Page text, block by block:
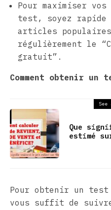
Pour maximiser
test, soyez
articles
régulièrement le
gratuit”.
Comment obtenir
See
Que
estimé
Pour obtenir un
vous suffit de